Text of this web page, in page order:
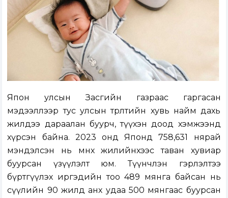
Япон улсын Засгийн газраас гаргасан
мэдээллээр тус улсын төрөлтийн хувь найм дахь
жилдээ дараалан буурч, түүхэн доод хэмжээнд
хүрсэн байна. 2023 онд Японд 758,631 нярай
мэндэлсэн нь өмнөх жилийнхээс таван хувиар
буурсан үзүүлэлт юм. Түүнчлэн гэрлэлтээ
бүртгүүлэх иргэдийн тоо 489 мянга байсан нь
сүүлийн 90 жилд анх удаа 500 мянгаас буурсан